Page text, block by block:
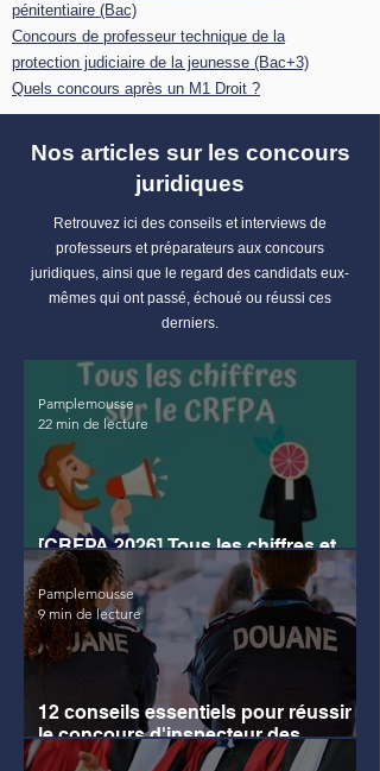
pénitentiaire (Bac)
Concours de professeur technique de la
protection judiciaire de la jeunesse (Bac+3)
Quels concours après un M1 Droit ?
Nos articles sur les concours
juridiques
Retrouvez ici des conseils et interviews de
professeurs et préparateurs aux concours
juridiques, ainsi que le regard des candidats eux-
mêmes qui ont passé, échoué ou réussi ces
derniers.
[CRFPA 2026] Tous les chiffres et
informations à connaître absolument
Pamplemousse
22 min de lecture
12 conseils essentiels pour réussir
le concours d'inspecteur des
douanes
Pamplemousse
9 min de lecture